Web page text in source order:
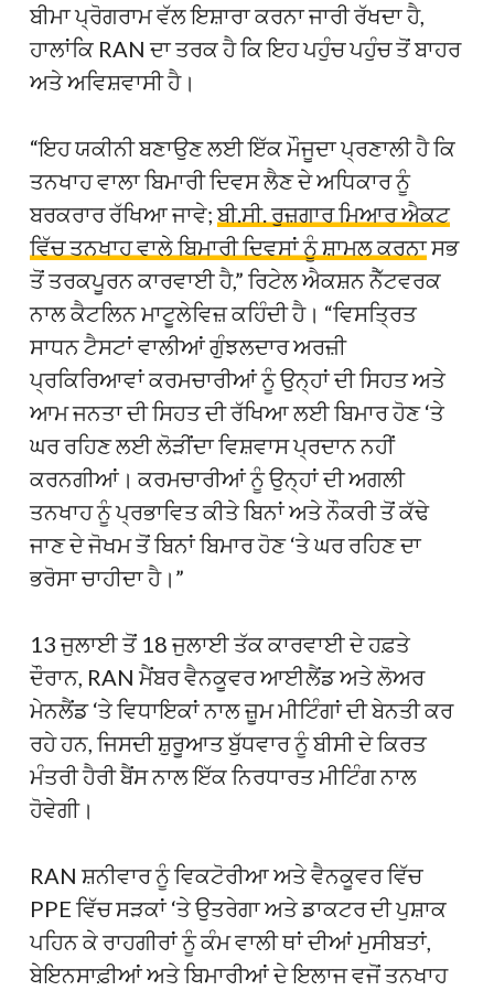
ਬੀਮਾ ਪ੍ਰੋਗਰਾਮ ਵੱਲ ਇਸ਼ਾਰਾ ਕਰਨਾ ਜਾਰੀ ਰੱਖਦਾ ਹੈ,
ਹਾਲਾਂਕਿ RAN ਦਾ ਤਰਕ ਹੈ ਕਿ ਇਹ ਪਹੁੰਚ ਪਹੁੰਚ ਤੋਂ ਬਾਹਰ
ਅਤੇ ਅਵਿਸ਼ਵਾਸੀ ਹੈ।
“ਇਹ ਯਕੀਨੀ ਬਣਾਉਣ ਲਈ ਇੱਕ ਮੌਜੂਦਾ ਪ੍ਰਣਾਲੀ ਹੈ ਕਿ
ਤਨਖਾਹ ਵਾਲਾ ਬਿਮਾਰੀ ਦਿਵਸ ਲੈਣ ਦੇ ਅਧਿਕਾਰ ਨੂੰ
ਬਰਕਰਾਰ ਰੱਖਿਆ ਜਾਵੇ;ਬੀ.ਸੀ. ਰੁਜ਼ਗਾਰ ਮਿਆਰ ਐਕਟ
ਵਿੱਚ ਤਨਖਾਹ ਵਾਲੇ ਬਿਮਾਰੀ ਦਿਵਸਾਂ ਨੂੰ ਸ਼ਾਮਲ ਕਰਨਾਸਭ
ਤੋਂ ਤਰਕਪੂਰਨ ਕਾਰਵਾਈ ਹੈ,” ਰਿਟੇਲ ਐਕਸ਼ਨ ਨੈੱਟਵਰਕ
ਨਾਲ ਕੈਟਲਿਨ ਮਾਟੂਲੇਵਿਜ਼ ਕਹਿੰਦੀ ਹੈ। “ਵਿਸਤ੍ਰਿਤ
ਸਾਧਨ ਟੈਸਟਾਂ ਵਾਲੀਆਂ ਗੁੰਝਲਦਾਰ ਅਰਜ਼ੀ
ਪ੍ਰਕਿਰਿਆਵਾਂ ਕਰਮਚਾਰੀਆਂ ਨੂੰ ਉਨ੍ਹਾਂ ਦੀ ਸਿਹਤ ਅਤੇ
ਆਮ ਜਨਤਾ ਦੀ ਸਿਹਤ ਦੀ ਰੱਖਿਆ ਲਈ ਬਿਮਾਰ ਹੋਣ ‘ਤੇ
ਘਰ ਰਹਿਣ ਲਈ ਲੋੜੀਂਦਾ ਵਿਸ਼ਵਾਸ ਪ੍ਰਦਾਨ ਨਹੀਂ
ਕਰਨਗੀਆਂ। ਕਰਮਚਾਰੀਆਂ ਨੂੰ ਉਨ੍ਹਾਂ ਦੀ ਅਗਲੀ
ਤਨਖਾਹ ਨੂੰ ਪ੍ਰਭਾਵਿਤ ਕੀਤੇ ਬਿਨਾਂ ਅਤੇ ਨੌਕਰੀ ਤੋਂ ਕੱਢੇ
ਜਾਣ ਦੇ ਜੋਖਮ ਤੋਂ ਬਿਨਾਂ ਬਿਮਾਰ ਹੋਣ ‘ਤੇ ਘਰ ਰਹਿਣ ਦਾ
ਭਰੋਸਾ ਚਾਹੀਦਾ ਹੈ।”
13 ਜੁਲਾਈ ਤੋਂ 18 ਜੁਲਾਈ ਤੱਕ ਕਾਰਵਾਈ ਦੇ ਹਫ਼ਤੇ
ਦੌਰਾਨ, RAN ਮੈਂਬਰ ਵੈਨਕੂਵਰ ਆਈਲੈਂਡ ਅਤੇ ਲੋਅਰ
ਮੇਨਲੈਂਡ ‘ਤੇ ਵਿਧਾਇਕਾਂ ਨਾਲ ਜ਼ੂਮ ਮੀਟਿੰਗਾਂ ਦੀ ਬੇਨਤੀ ਕਰ
ਰਹੇ ਹਨ, ਜਿਸਦੀ ਸ਼ੁਰੂਆਤ ਬੁੱਧਵਾਰ ਨੂੰ ਬੀਸੀ ਦੇ ਕਿਰਤ
ਮੰਤਰੀ ਹੈਰੀ ਬੈਂਸ ਨਾਲ ਇੱਕ ਨਿਰਧਾਰਤ ਮੀਟਿੰਗ ਨਾਲ
ਹੋਵੇਗੀ।
RAN ਸ਼ਨੀਵਾਰ ਨੂੰ ਵਿਕਟੋਰੀਆ ਅਤੇ ਵੈਨਕੂਵਰ ਵਿੱਚ
PPE ਵਿੱਚ ਸੜਕਾਂ ‘ਤੇ ਉਤਰੇਗਾ ਅਤੇ ਡਾਕਟਰ ਦੀ ਪੁਸ਼ਾਕ
ਪਹਿਨ ਕੇ ਰਾਹਗੀਰਾਂ ਨੂੰ ਕੰਮ ਵਾਲੀ ਥਾਂ ਦੀਆਂ ਮੁਸੀਬਤਾਂ,
ਬੇਇਨਸਾਫ਼ੀਆਂ ਅਤੇ ਬਿਮਾਰੀਆਂ ਦੇ ਇਲਾਜ ਵਜੋਂ ਤਨਖਾਹ